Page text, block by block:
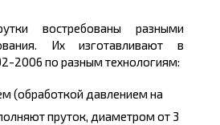
востребованы разными
Их изготавливают в
2006 по разным технологиям:
(обработкой давлением на
пруток, диаметром от 3